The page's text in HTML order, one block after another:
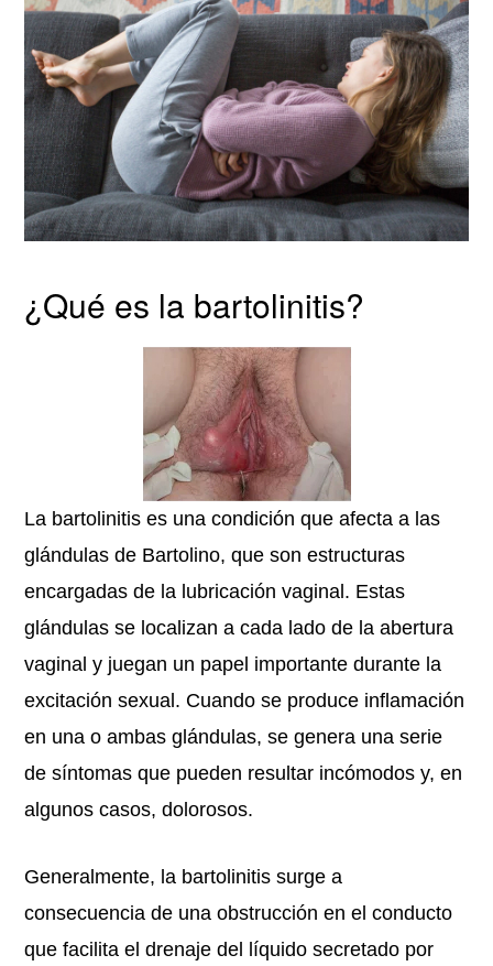
¿Qué es la bartolinitis?
La bartolinitis es una condición que afecta a las
glándulas de Bartolino, que son estructuras
encargadas de la lubricación vaginal. Estas
glándulas se localizan a cada lado de la abertura
vaginal y juegan un papel importante durante la
excitación sexual. Cuando se produce inflamación
en una o ambas glándulas, se genera una serie
de síntomas que pueden resultar incómodos y, en
algunos casos, dolorosos.
Generalmente, la bartolinitis surge a
consecuencia de una obstrucción en el conducto
que facilita el drenaje del líquido secretado por